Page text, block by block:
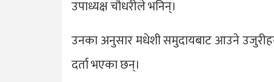
उपाध्यक्ष चौधरीले भनिन्।
उनका अनुसार मधेशी समुदायबाट आउने
दर्ता भएका छन्।